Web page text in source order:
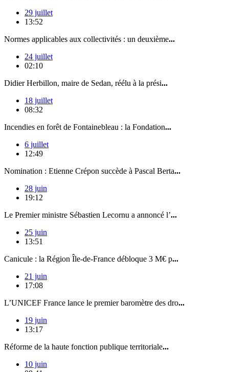
29 juillet
13:52
Normes applicables aux collectivités : un deuxième...
24 juillet
02:10
Didier Herbillon, maire de Sedan, réélu à la prési...
18 juillet
08:32
Incendies en forêt de Fontainebleau : la Fondation...
6 juillet
12:49
Nomination : Etienne Crépon succède à Pascal Berta...
28 juin
19:12
Le Premier ministre Sébastien Lecornu a annoncé l’...
25 juin
13:51
Canicule : la Région Île-de-France débloque 3 M€ p...
21 juin
17:08
L’UNICEF France lance le premier baromètre des dro...
19 juin
13:17
Réforme de la haute fonction publique territoriale...
10 juin